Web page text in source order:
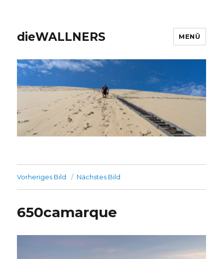
dieWALLNERS MENÜ
Vorheriges Bild Nächstes Bild
650camarque